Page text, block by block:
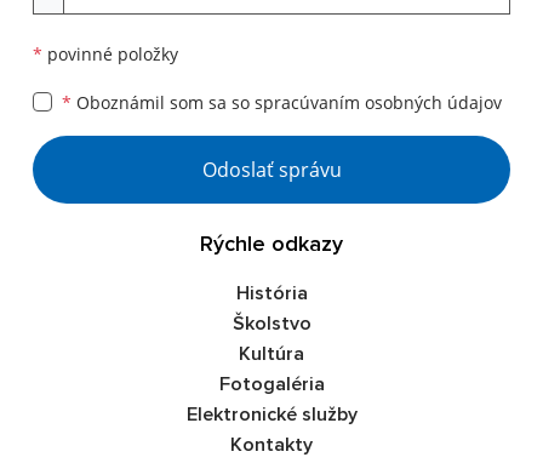
* povinné položky
* Oboznámil som sa so spracúvaním osobných údajov
Google reCaptcha Response
Odoslať správu
Rýchle odkazy
História
Školstvo
Kultúra
Fotogaléria
Elektronické služby
Kontakty